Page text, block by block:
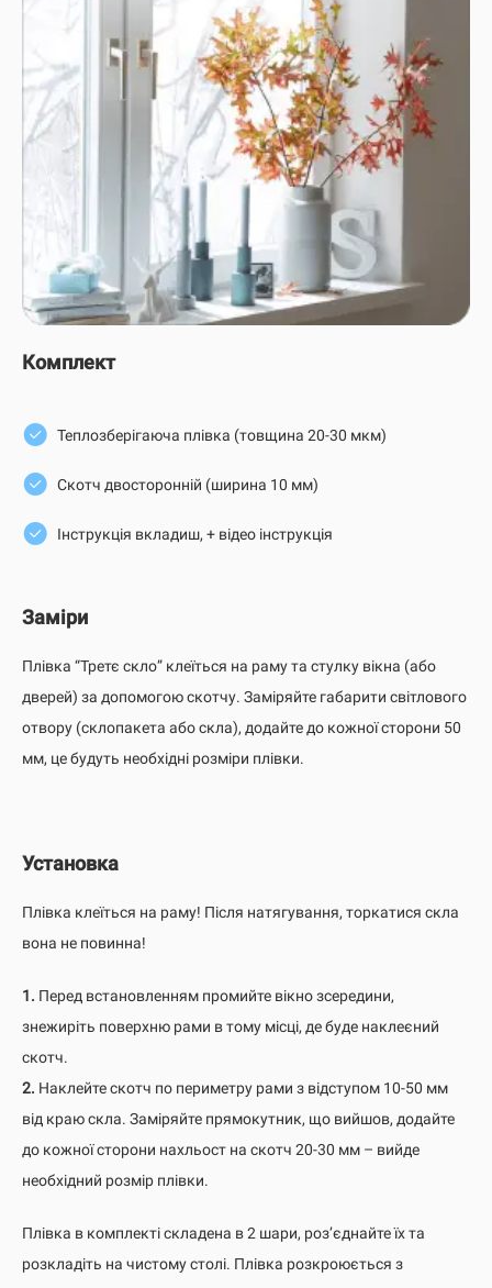
Комплект
Теплозберігаюча плівка (товщина 20-30 мкм)
Скотч двосторонній (ширина 10 мм)
Інструкція вкладиш, + відео інструкція
Заміри
Плівка “Третє скло” клеїться на раму та стулку вікна (або
дверей) за допомогою скотчу. Заміряйте габарити світлового
отвору (склопакета або скла), додайте до кожної сторони 50
мм, це будуть необхідні розміри плівки.
Установка
Плівка клеїться на раму! Після натягування, торкатися скла
вона не повинна!
1. Перед встановленням промийте вікно зсередини,
знежиріть поверхню рами в тому місці, де буде наклеєний
скотч.
2. Наклейте скотч по периметру рами з відступом 10-50 мм
від краю скла. Заміряйте прямокутник, що вийшов, додайте
до кожної сторони нахльост на скотч 20-30 мм – вийде
необхідний розмір плівки.
Плівка в комплекті складена в 2 шари, роз’єднайте їх та
розкладіть на чистому столі. Плівка розкроюється з